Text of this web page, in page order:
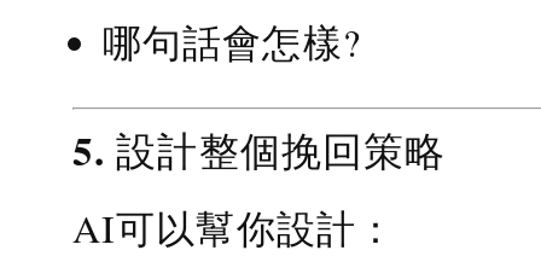
哪句話會怎樣?
5. 設計整個挽回策略
AI可以幫你設計：